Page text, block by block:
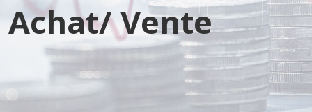
Achat/ Vente